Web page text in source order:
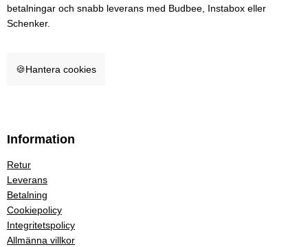
betalningar och snabb leverans med Budbee, Instabox eller
Schenker.
🍪Hantera cookies
Information
Retur
Leverans
Betalning
Cookiepolicy
Integritetspolicy
Allmänna villkor